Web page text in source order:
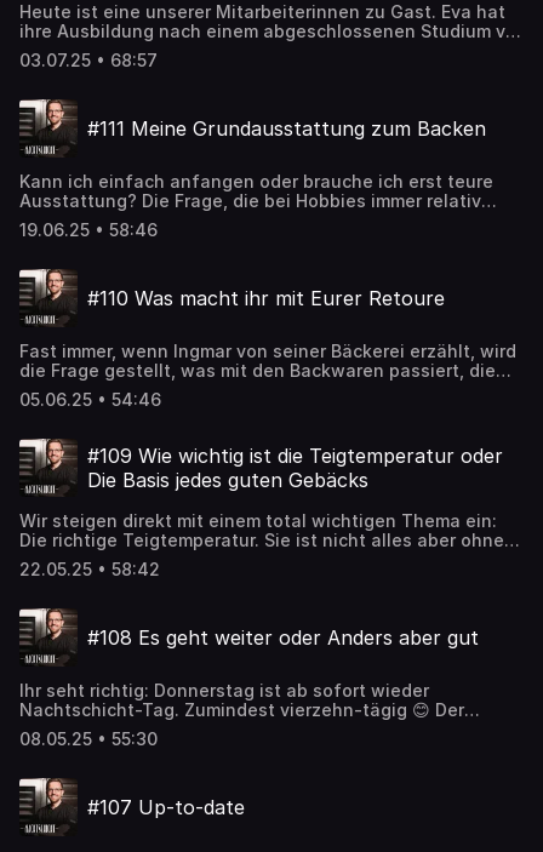
Heute ist eine unserer Mitarbeiterinnen zu Gast. Eva hat
ihre Ausbildung nach einem abgeschlossenen Studium vor
drei Jahren begonnen und nach verkürzter
Ausbildungszeit letzten Sommer als Prüfungsbeste
Freizeit macht sie am liebsten was? Genau, sie besucht
Bäckereien in der näheren oder weiteren Umgebung. Ich
spreche mit ihr unter anderem über ihre Sicht auf das
fasziniert.
03.07.25 • 68:57
#111 Meine Grundausstattung zum Backen
Kann ich einfach anfangen oder brauche ich erst teure
Ausstattung? Die Frage, die bei Hobbies immer relativ
schnell auftaucht, ist natürlich auch beim Backen nicht
unrelevant. Ingmar und Tobi berichten von ihren
anderen Hobbybäcker-Tipp (hier kommt der Vorteil, dass
er Schwabe ist mal so richtig zum Tragen :-D) und Ingmar
verrät, warum er es hasst, in der Küche zu backen. Es
19.06.25 • 58:46
#110 Was macht ihr mit Eurer Retoure
Fast immer, wenn Ingmar von seiner Bäckerei erzählt, wird
die Frage gestellt, was mit den Backwaren passiert, die
abends übrig sind. In dieser Folge erzählt Ingmar nicht nur,
welches „Wiederverwertungssystem“ alle „übrigen“
auch darüber, was man denn im Haushalt machen kann,
wenn Backwaren übrig bleiben. Bleibt nur eine Frage
offen: Welche Frage wird noch öfter gestellt als die Frage
05.06.25 • 54:46
#109 Wie wichtig ist die Teigtemperatur oder
Die Basis jedes guten Gebäcks
Wir steigen direkt mit einem total wichtigen Thema ein:
Die richtige Teigtemperatur. Sie ist nicht alles aber ohne
sie ist alles nichts. Bzw. Wenn die Teigtemperatur nicht
stimmt, kommt auf jeden Fall schon mal nicht das
liegt, welche Temperaturen überhaupt erstrebenswert
sind und alles, was sonst noch wichtig ist zu diesem
Thema hört Ihr in dieser Folge.
22.05.25 • 58:42
#108 Es geht weiter oder Anders aber gut
Ihr seht richtig: Donnerstag ist ab sofort wieder
Nachtschicht-Tag. Zumindest vierzehn-tägig 😊 Der
Podcast hat sich verändert. Ingmar ist noch dabei, David
auch. Allerdings nicht mehr hinter dem Mikrofon sondern
eröffnet die Nachtschicht 2.0 mit Tobi, der ab sofort als
Sidekick agiert. Woher sich die Beiden kennen, was bei
Ingmar in der Bäckerei so los war und warum und wie es
08.05.25 • 55:30
#107 Up-to-date